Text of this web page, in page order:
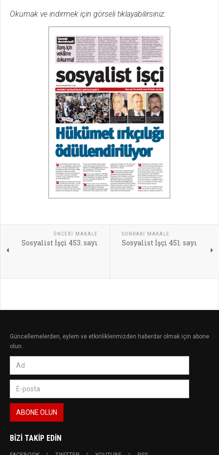
Okumak ve indirmek için görseli tıklayabilirsiniz:
ÖNCEKI MAKALE
Sosyalist İşçi 453. sayı
SONRAKI MAKALE
Sosyalist İşçi 451. sayı
Güncellemelerden, eylem ve etkinliklerimizden haberdar olmak için abone
olun.
BIZI TAKIP EDIN